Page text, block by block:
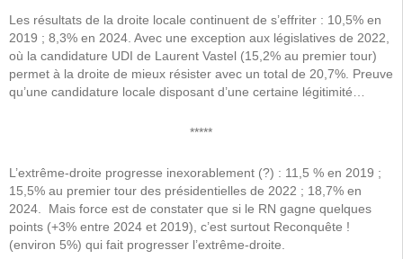
Les résultats de la droite locale continuent de s’effriter : 10,5% en
2019 ; 8,3% en 2024. Avec une exception aux législatives de 2022,
où la candidature UDI de Laurent Vastel (15,2% au premier tour)
permet à la droite de mieux résister avec un total de 20,7%. Preuve
qu’une candidature locale disposant d’une certaine légitimité…
*****
L’extrême-droite progresse inexorablement (?) : 11,5 % en 2019 ;
15,5% au premier tour des présidentielles de 2022 ; 18,7% en
2024. Mais force est de constater que si le RN gagne quelques
points (+3% entre 2024 et 2019), c’est surtout Reconquête !
(environ 5%) qui fait progresser l’extrême-droite.